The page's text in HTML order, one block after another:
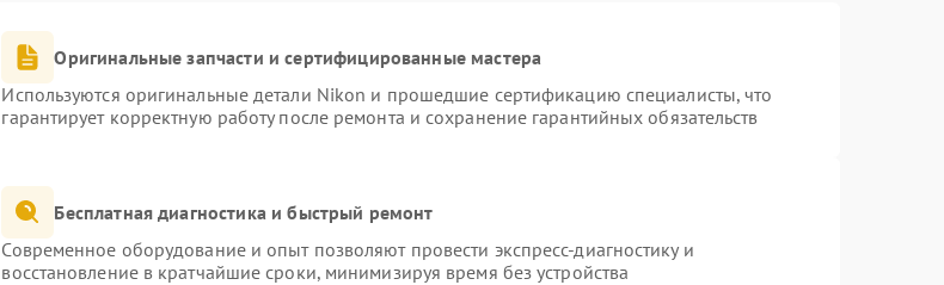
Оригинальные запчасти и сертифицированные мастера
Используются оригинальные детали Nikon и прошедшие сертификацию специалисты, что
гарантирует корректную работу после ремонта и сохранение гарантийных обязательств
Бесплатная диагностика и быстрый ремонт
Современное оборудование и опыт позволяют провести экспресс-диагностику и
восстановление в кратчайшие сроки, минимизируя время без устройства